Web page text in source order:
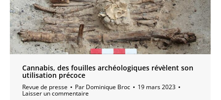
Cannabis, des fouilles archéologiques révèlent son
utilisation précoce
Revue de presse Par Dominique Broc 19 mars 2023
Laisser un commentaire